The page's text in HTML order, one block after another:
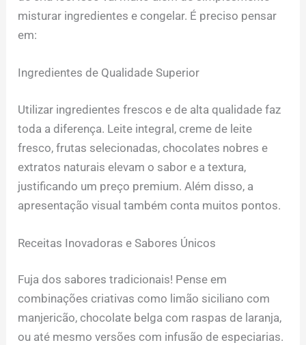
misturar ingredientes e congelar. É preciso pensar
em:
Ingredientes de Qualidade Superior
Utilizar ingredientes frescos e de alta qualidade faz
toda a diferença. Leite integral, creme de leite
fresco, frutas selecionadas, chocolates nobres e
extratos naturais elevam o sabor e a textura,
justificando um preço premium. Além disso, a
apresentação visual também conta muitos pontos.
Receitas Inovadoras e Sabores Únicos
Fuja dos sabores tradicionais! Pense em
combinações criativas como limão siciliano com
manjericão, chocolate belga com raspas de laranja,
ou até mesmo versões com infusão de especiarias.